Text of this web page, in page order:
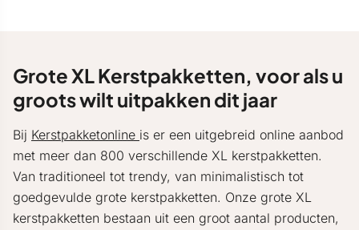
Grote XL Kerstpakketten, voor als u
groots wilt uitpakken dit jaar
Bij Kerstpakketonline is er een uitgebreid online aanbod
met meer dan 800 verschillende XL kerstpakketten.
Van traditioneel tot trendy, van minimalistisch tot
goedgevulde grote kerstpakketten. Onze grote XL
kerstpakketten bestaan uit een groot aantal producten,